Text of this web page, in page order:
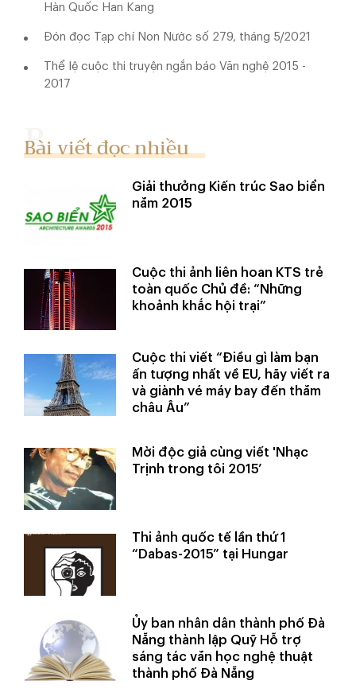
Hàn Quốc Han Kang
Đón đọc Tạp chí Non Nước số 279, tháng 5/2021
Thể lệ cuộc thi truyện ngắn báo Văn nghệ 2015 -
2017
Bài viết đọc nhiều
Giải thưởng Kiến trúc Sao biển
năm 2015
Cuộc thi ảnh liên hoan KTS trẻ
toàn quốc Chủ đề: “Những
khoảnh khắc hội trại”
Cuộc thi viết “Điều gì làm bạn
ấn tượng nhất về EU, hãy viết ra
và giành vé máy bay đến thăm
châu Âu”
Mời độc giả cùng viết 'Nhạc
Trịnh trong tôi 2015’
Thi ảnh quốc tế lần thứ 1
“Dabas-2015” tại Hungar
Ủy ban nhân dân thành phố Đà
Nẵng thành lập Quỹ Hỗ trợ
sáng tác văn học nghệ thuật
thành phố Đà Nẵng